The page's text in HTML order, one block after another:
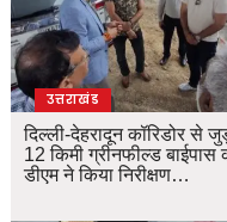
उत्तराखंड
दिल्ली-देहरादून कॉरिडोर से
12 किमी ग्रीनफील्ड बाईपास
डीएम ने किया निरीक्षण…